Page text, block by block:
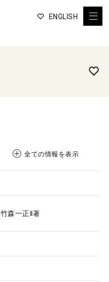
ENGLISH
全ての情報を表示
竹森一正‖著